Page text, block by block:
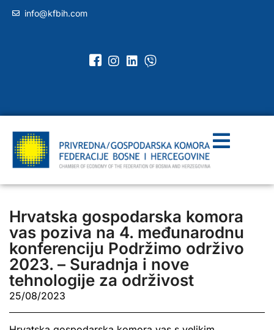
info@kfbih.com
Hrvatska gospodarska komora
vas poziva na 4. međunarodnu
konferenciju Podržimo održivo
2023. – Suradnja i nove
tehnologije za održivost
25/08/2023